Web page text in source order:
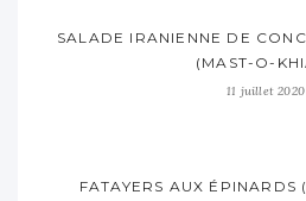
SALADE IRANIENNE DE
(MAST-O-
11 juillet 2020
FATAYERS AUX ÉPINARDS